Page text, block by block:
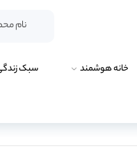
خانه هوشمند سبک